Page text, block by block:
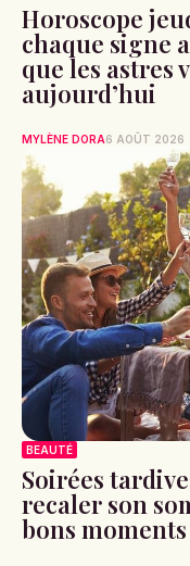
Horoscope
chaque signe
que les astres
aujourd’hui
MYLÈNE DORA6 AOÛT 2026
BEAUTÉ
Soirées
recaler son
bons moments